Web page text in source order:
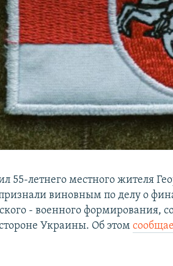
55-летнего местного жителя
виновным по делу о
- военного формирования,
Украины. Об этом